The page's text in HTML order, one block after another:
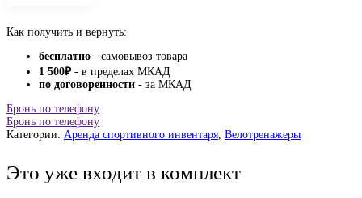
Как получить и вернуть:
бесплатно - самовывоз товара
1 500₽- в пределах МКАД
по договоренности - за МКАД
Бронь по телефону
Бронь по телефону
Категории: Аренда спортивного инвентаря, Велотренажеры
Это уже входит в комплект